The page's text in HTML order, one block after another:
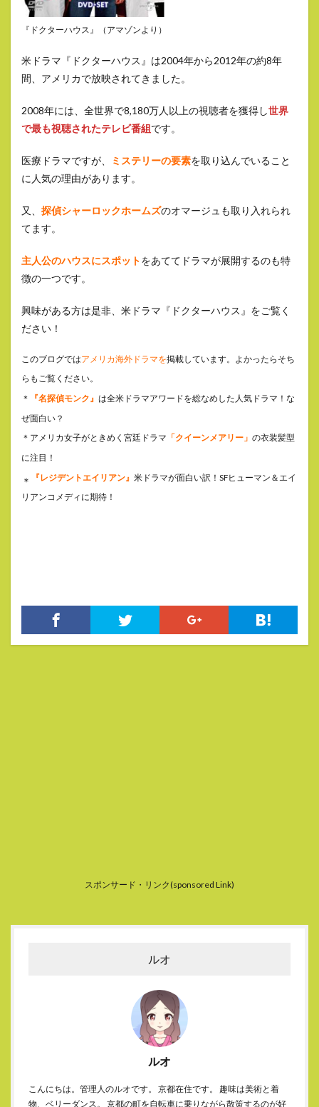
『ドクターハウス』 （アマゾンより）
米ドラマ『ドクターハウス』は2004年から2012年の約8年
間、アメリカで放映されてきました。
2008年には、全世界で8,180万人以上の視聴者を獲得し世界
で最も視聴されたテレビ番組です。
医療ドラマですが、 ミステリーの要素を取り込んでいること
に人気の理由があります。
又、 探偵シャーロックホームズのオマージュも取り入れられ
てます。
主人公のハウスにスポットをあててドラマが展開するのも特
徴の一つです。
興味がある方は是非、米ドラマ『ドクターハウス』をご覧く
ださい！
このブログではアメリカ海外ドラマを掲載しています。よかったらそち
らもご覧ください。
＊
『名探偵モンク』 は全米ドラマアワードを総なめした人気ドラマ！な
ぜ面白い？
＊アメリカ女子がときめく宮廷ドラマ 「クイーンメアリー」 の衣装髪型
に注目！
＊ 『レジデントエイリアン』 米ドラマが面白い訳！SFヒューマン＆エイ
リアンコメディに期待！
スポンサード・リンク(sponsored Link)
ルオ
ルオ
こんにちは。管理人のルオです。 京都在住です。 趣味は美術と着
物、ベリーダンス。 京都の町を自転車に乗りながら散策するのが好